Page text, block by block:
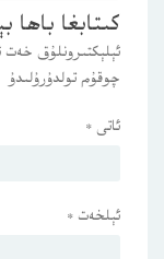
كىتابغا باھا
ئېلېكتىرونلۇق خەت
چوقۇم تولدۇرۇلىدۇ
ئاتى *
ئېلخەت *